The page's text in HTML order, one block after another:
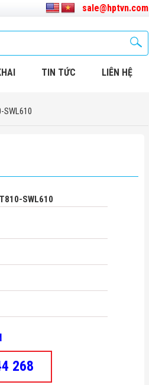
sale@hptvn.com
TIN TỨC LIÊN HỆ
SWL610
SWL610
268